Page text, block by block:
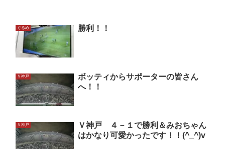
ぐるめ 勝利！！
Ｖ神戸
ボッティからサポーターの皆さん
へ！！
Ｖ神戸
Ｖ神戸 ４－１で勝利＆みおちゃん
はかなり可愛かったです！！(^_^)v